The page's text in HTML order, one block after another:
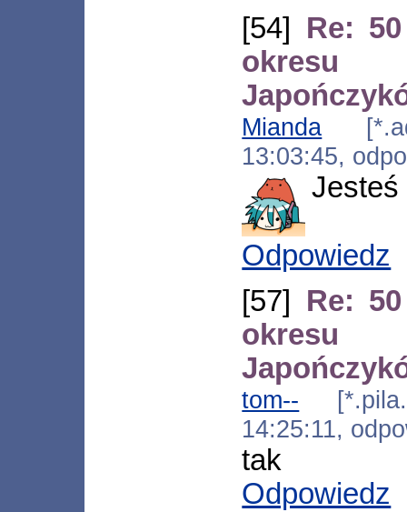
[54] Re:
okresu
Mianda
13:03:45,
Jesteś
Odpowiedz
[57] Re:
okresu
tom--
14:25:11,
tak
Odpowiedz